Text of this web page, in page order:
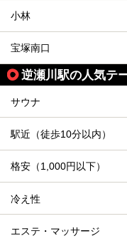
小林
宝塚南口
逆瀬川駅の人気テ
サウナ
駅近（徒歩10分以内）
格安（1,000円以下）
冷え性
エステ・マッサージ